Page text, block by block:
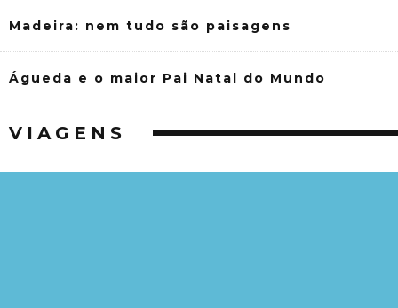
Madeira: nem tudo são paisagens
Águeda e o maior Pai Natal do Mundo
VIAGENS